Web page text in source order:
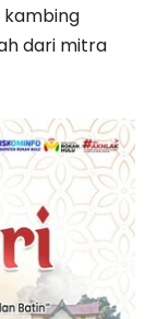
kambing
dari mitra